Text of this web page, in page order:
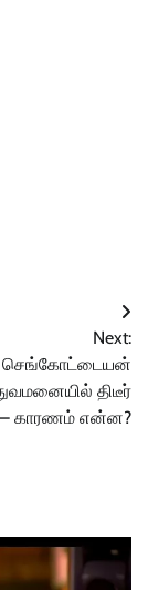
Next:
செங்கோட்டையன்
திடீர்
– காரணம் என்ன?